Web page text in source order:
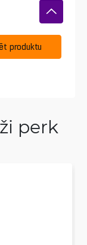
produktu
perk